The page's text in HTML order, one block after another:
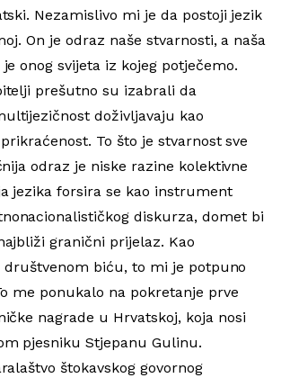
Nezamislivo mi je da postoji jezik
On je odraz naše stvarnosti, a naša
onog svijeta iz kojeg potječemo.
prešutno su izabrali da
doživljavaju kao
To što je stvarnost sve
odraz je niske razine kolektivne
jezika forsira se kao instrument
diskurza, domet bi
granični prijelaz. Kao
društvenom biću, to mi je potpuno
me ponukalo na pokretanje prve
nagrade u Hrvatskoj, koja nosi
pjesniku Stjepanu Gulinu.
štokavskog govornog